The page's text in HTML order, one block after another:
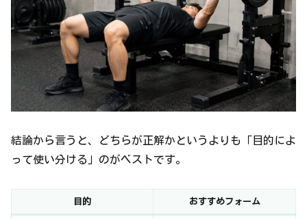
結論から言うと、どちらが正解かというよりも「目的によ
って使い分ける」のがベストです。
目的 おすすめフォーム